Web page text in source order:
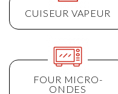
CUISEUR VAPEUR
FOUR MICRO-
ONDES